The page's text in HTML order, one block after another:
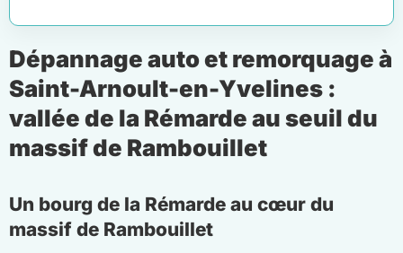
Dépannage auto et remorquage à
Saint-Arnoult-en-Yvelines :
vallée de la Rémarde au seuil du
massif de Rambouillet
Un bourg de la Rémarde au cœur du
massif de Rambouillet